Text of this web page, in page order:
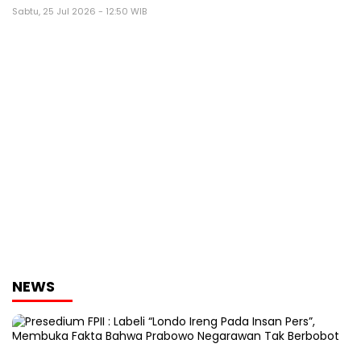
Sabtu, 25 Jul 2026 - 12:50 WIB
NEWS